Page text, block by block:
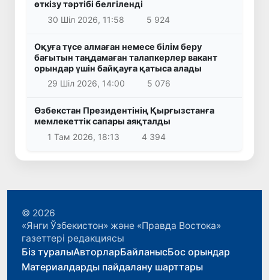
өткізу тәртібі белгіленді
30 Шіл 2026, 11:58
5 924
Оқуға түсе алмаған немесе білім беру
бағытын таңдамаған талапкерлер вакант
орындар үшін байқауға қатыса алады
29 Шіл 2026, 14:00
5 076
Өзбекстан Президентінің Қырғызстанға
мемлекеттік сапары аяқталды
1 Там 2026, 18:13
4 394
© 2026
«Янги Ўзбекистон» және «Правда Востока»
газеттері редакциясы
Біз туралыАвторларБайланысБос орындар
Материалдарды пайдалану шарттары